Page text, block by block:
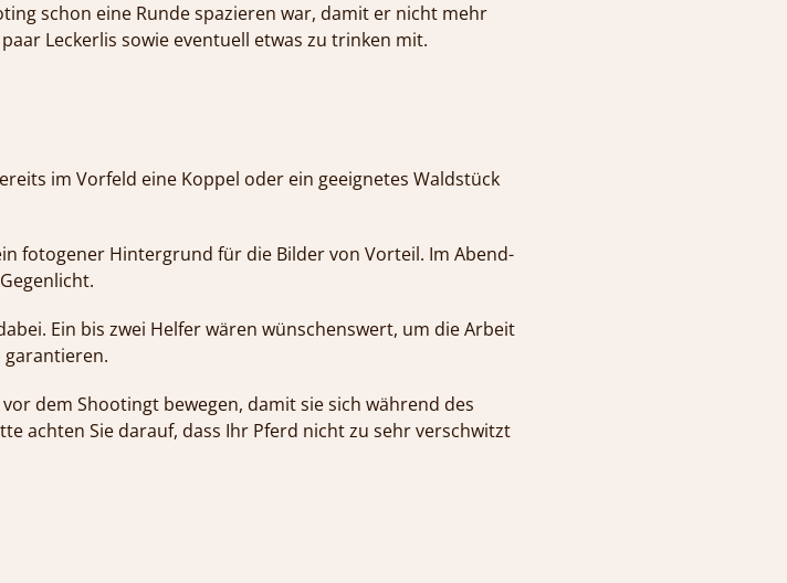
schon eine Runde spazieren war, damit er nicht mehr
Leckerlis sowie eventuell etwas zu trinken mit.
im Vorfeld eine Koppel oder ein geeignetes Waldstück
fotogener Hintergrund für die Bilder von Vorteil. Im Abend-
Ein bis zwei Helfer wären wünschenswert, um die Arbeit
garantieren.
dem Shootingt bewegen, damit sie sich während des
achten Sie darauf, dass Ihr Pferd nicht zu sehr verschwitzt